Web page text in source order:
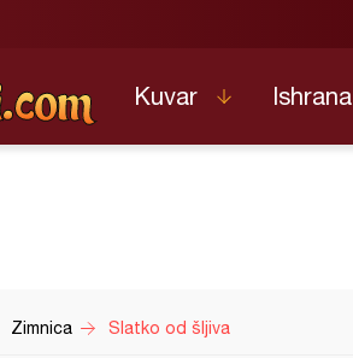
Kuvar Ishrana
Zimnica Slatko od šljiva